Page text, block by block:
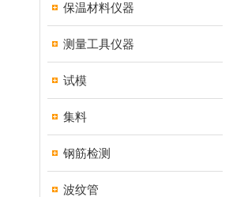
保温材料仪器
测量工具仪器
试模
集料
钢筋检测
波纹管